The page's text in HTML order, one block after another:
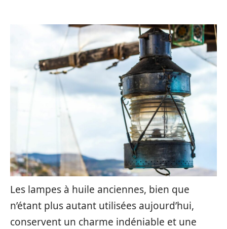
Les lampes à huile anciennes, bien que
n’étant plus autant utilisées aujourd’hui,
conservent un charme indéniable et une